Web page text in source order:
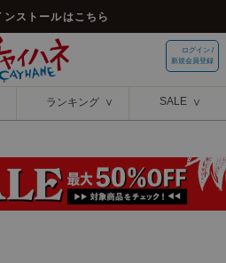
ンストールはこちら
ログイン /
新規会員登録
ランキング SALE